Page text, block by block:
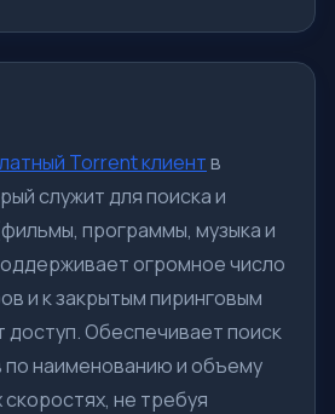
Torrent клиентв
служитдля поиска и
программы, музыка и
огромное число
и к закрытым пиринговым
доступ. Обеспечивает поиск
по наименованию и объему
не требуя